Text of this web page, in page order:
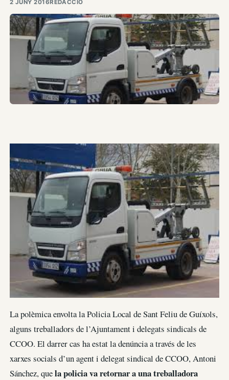
2 JUNY 2016REDACCIÓ
La polèmica envolta la Policia Local de Sant Feliu de Guíxols,
alguns treballadors de l’Ajuntament i delegats sindicals de
CCOO. El darrer cas ha estat la denúncia a través de les
xarxes socials d’un agent i delegat sindical de CCOO, Antoni
Sánchez, quela policia va retornar a una treballadora